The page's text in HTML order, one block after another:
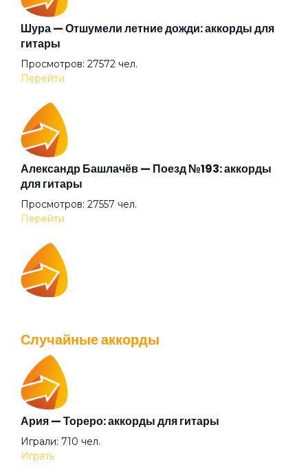
Золотое пятно
Иван человеков
Идиллия
К Элоизе
Казанова
Квадратные глаза
Князь тишины
Колёса любви
Красные листья
Шура — Отшумели летние дожди: аккорды для
гитары
Просмотров: 27572 чел.
Перейти
Александр Башлачёв — Поезд №193: аккорды
для гитары
Просмотров: 27557 чел.
Перейти
Перейти
Валентин Стрыкало — Gay porn: аккорды для
гитары
Случайные аккорды
Ария — Тореро: аккорды для гитары
Играли: 710 чел.
Играть